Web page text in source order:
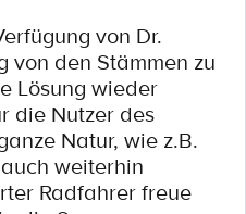
von Dr.
von den Stämmen zu
Lösung wieder
die Nutzer des
Natur, wie z.B.
weiterhin
Radfahrer freue